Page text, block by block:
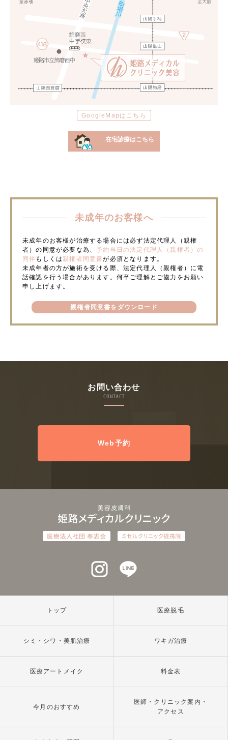
GoogleMapはこちら
在宅診療はこちら
未成年のお客様へ
未成年のお客様が治療する場合には必ず法定代理人（親権
者）の同意が必要な為、予約当日の法定代理人（親権者）の
同伴 もしくは親権者同意書が必須となります。
未成年者の方が施術を受ける際、法定代理人（親権者）に電
話確認を行う場合があります。何卒ご理解とご協力をお願い
申し上げます。
親権者同意書をダウンロード
お問い合わせ
CONTACT
Web予約
インスタグラム
トップ 医療脱毛
シミ・シワ・美肌治療 ワキガ治療
医療アートメイク 料金表
今月のおすすめ
医師・クリニック案内・
アクセス